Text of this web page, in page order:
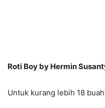
Roti Boy by Hermin
Untuk kurang lebih 18